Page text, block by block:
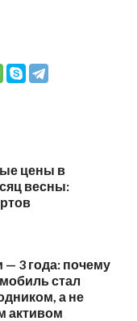
цены в
весны:
— 3 года: почему
стал
а не
активом